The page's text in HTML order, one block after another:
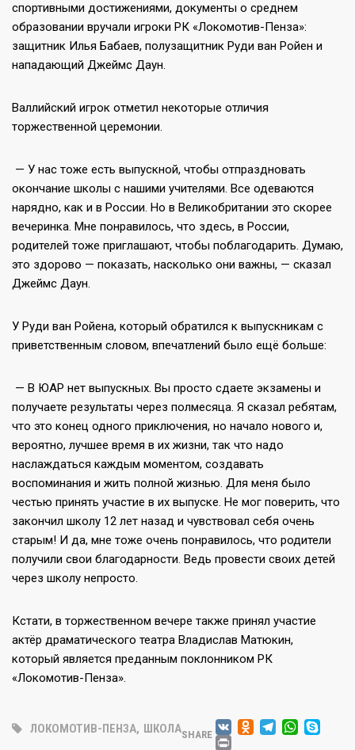
спортивными достижениями, документы о среднем
образовании вручали игроки РК «Локомотив-Пенза»:
защитник Илья Бабаев, полузащитник Руди ван Ройен и
нападающий Джеймс Даун.
Валлийский игрок отметил некоторые отличия
торжественной церемонии.
— У нас тоже есть выпускной, чтобы отпраздновать
окончание школы с нашими учителями. Все одеваются
нарядно, как и в России. Но в Великобритании это скорее
вечеринка. Мне понравилось, что здесь, в России,
родителей тоже приглашают, чтобы поблагодарить. Думаю,
это здорово — показать, насколько они важны, — сказал
Джеймс Даун.
У Руди ван Ройена, который обратился к выпускникам с
приветственным словом, впечатлений было ещё больше:
— В ЮАР нет выпускных. Вы просто сдаете экзамены и
получаете результаты через полмесяца. Я сказал ребятам,
что это конец одного приключения, но начало нового и,
вероятно, лучшее время в их жизни, так что надо
наслаждаться каждым моментом, создавать
воспоминания и жить полной жизнью. Для меня было
честью принять участие в их выпуске. Не мог поверить, что
закончил школу 12 лет назад и чувствовал себя очень
старым! И да, мне тоже очень понравилось, что родители
получили свои благодарности. Ведь провести своих детей
через школу непросто.
Кстати, в торжественном вечере также принял участие
актёр драматического театра Владислав Матюкин,
который является преданным поклонником РК
«Локомотив-Пенза».
ЛОКОМОТИВ-ПЕНЗА, ШКОЛАSHARE VK